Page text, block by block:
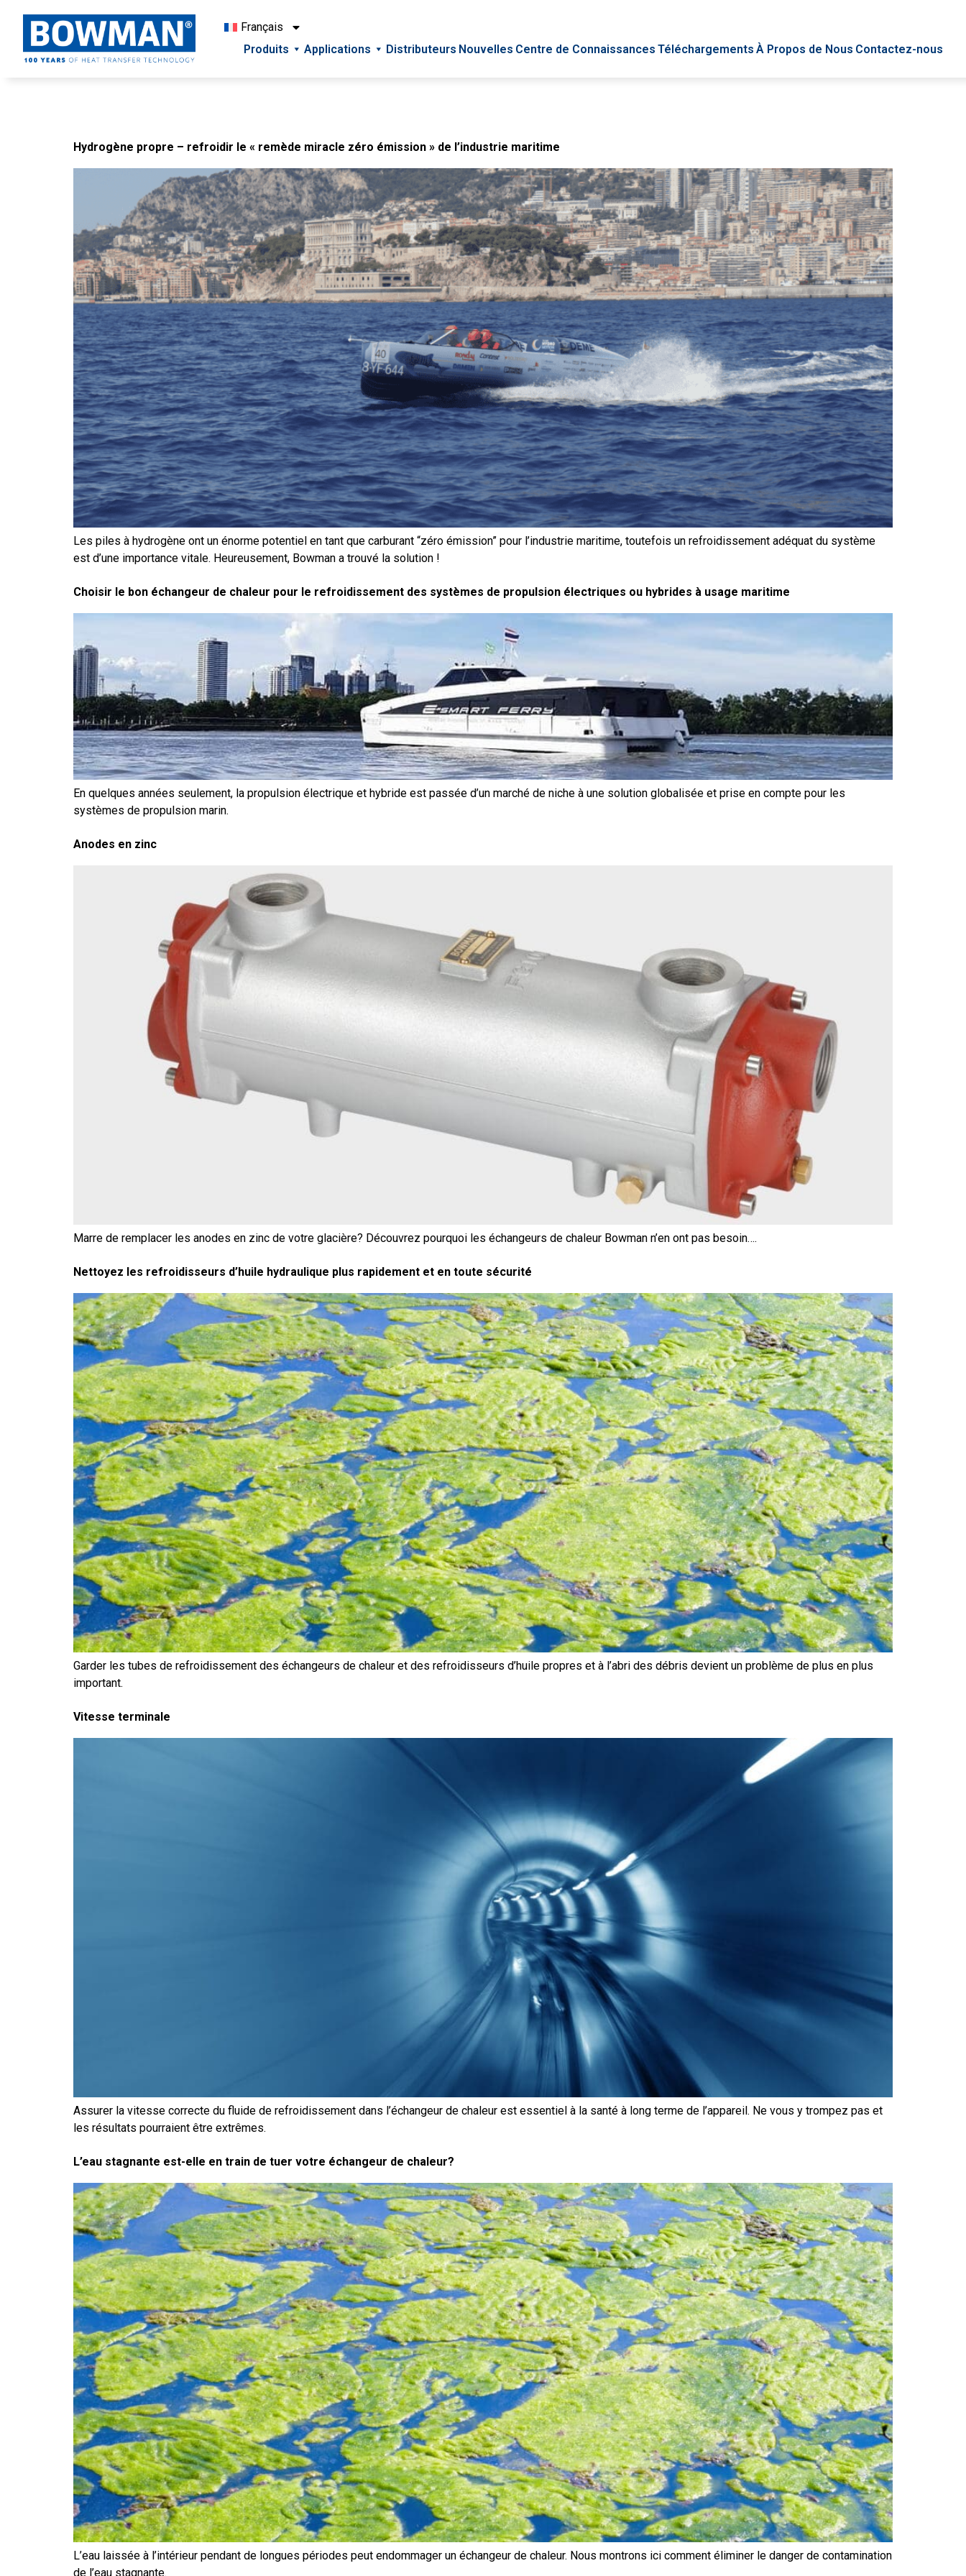
Français
Produits
Applications Distributeurs Nouvelles Centre de Connaissances Téléchargements À Propos de Nous Contactez-nous
Hydrogène propre – refroidir le « remède miracle zéro émission » de l’industrie maritime
Les piles à hydrogène ont un énorme potentiel en tant que carburant “zéro émission” pour l’industrie maritime, toutefois un refroidissement adéquat du système
est d’une importance vitale. Heureusement, Bowman a trouvé la solution !
Choisir le bon échangeur de chaleur pour le refroidissement des systèmes de propulsion électriques ou hybrides à usage maritime
En quelques années seulement, la propulsion électrique et hybride est passée d’un marché de niche à une solution globalisée et prise en compte pour les
systèmes de propulsion marin.
Anodes en zinc
Marre de remplacer les anodes en zinc de votre glacière? Découvrez pourquoi les échangeurs de chaleur Bowman n’en ont pas besoin….
Nettoyez les refroidisseurs d’huile hydraulique plus rapidement et en toute sécurité
Garder les tubes de refroidissement des échangeurs de chaleur et des refroidisseurs d’huile propres et à l’abri des débris devient un problème de plus en plus
important.
Vitesse terminale
Assurer la vitesse correcte du fluide de refroidissement dans l’échangeur de chaleur est essentiel à la santé à long terme de l’appareil. Ne vous y trompez pas et
les résultats pourraient être extrêmes.
L’eau stagnante est-elle en train de tuer votre échangeur de chaleur?
L’eau laissée à l’intérieur pendant de longues périodes peut endommager un échangeur de chaleur. Nous montrons ici comment éliminer le danger de contamination
de l’eau stagnante.